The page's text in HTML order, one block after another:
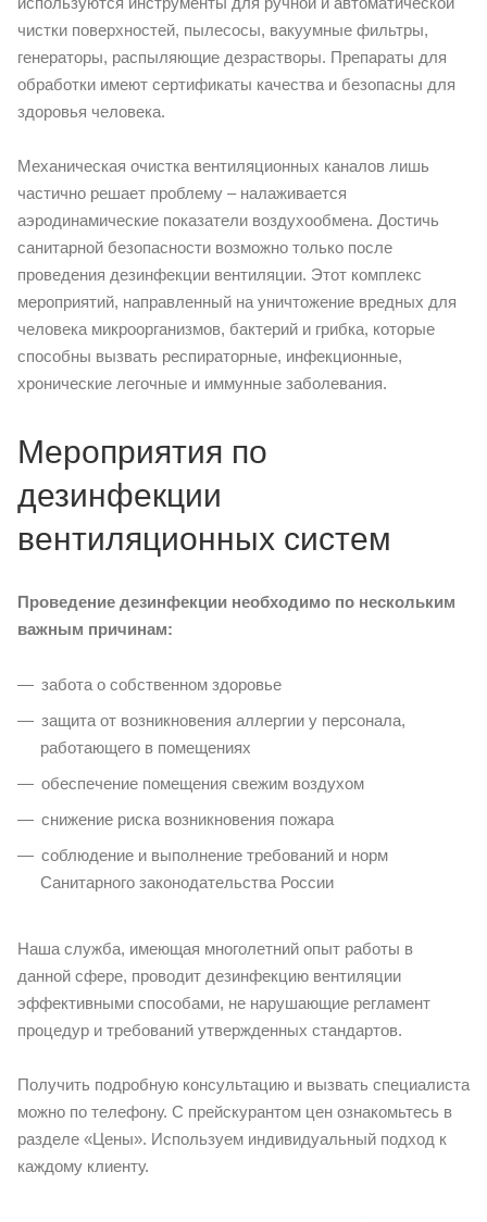
чистки поверхностей, пылесосы, вакуумные фильтры,
генераторы, распыляющие дезрастворы. Препараты для
обработки имеют сертификаты качества и безопасны для
здоровья человека.
Механическая очистка вентиляционных каналов лишь
частично решает проблему – налаживается
аэродинамические показатели воздухообмена. Достичь
санитарной безопасности возможно только после
проведения дезинфекции вентиляции. Этот комплекс
мероприятий, направленный на уничтожение вредных для
человека микроорганизмов, бактерий и грибка, которые
способны вызвать респираторные, инфекционные,
хронические легочные и иммунные заболевания.
Мероприятия по
дезинфекции
вентиляционных систем
Проведение дезинфекции необходимо по нескольким
важным причинам:
забота о собственном здоровье
защита от возникновения аллергии у персонала,
работающего в помещениях
обеспечение помещения свежим воздухом
снижение риска возникновения пожара
соблюдение и выполнение требований и норм
Санитарного законодательства России
Наша служба, имеющая многолетний опыт работы в
данной сфере, проводит дезинфекцию вентиляции
эффективными способами, не нарушающие регламент
процедур и требований утвержденных стандартов.
Получить подробную консультацию и вызвать специалиста
можно по телефону. С прейскурантом цен ознакомьтесь в
разделе «Цены». Используем индивидуальный подход к
каждому клиенту.